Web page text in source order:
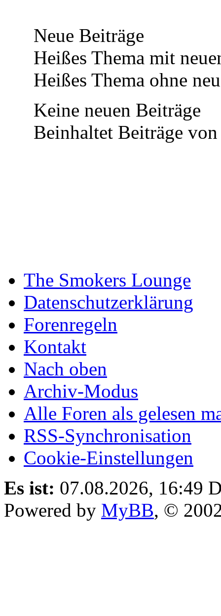
Neue Beiträge
Heißes Thema mit
Heißes Thema ohne
Keine neuen Beiträge
Beinhaltet Beiträge
The Smokers Lounge
Datenschutzerklärung
Forenregeln
Kontakt
Nach oben
Archiv-Modus
Alle Foren als gelesen
RSS-Synchronisation
Cookie-Einstellungen
Es ist: 07.08.2026, 16:49
Powered by MyBB, ©